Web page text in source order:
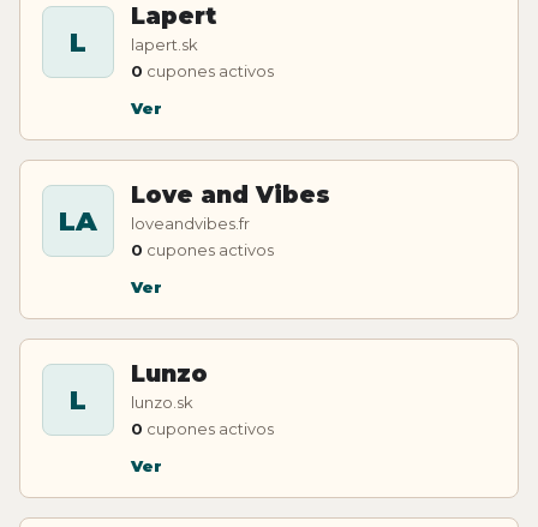
L
Lapert
lapert.sk
0 cupones activos
Ver
LA
Love and Vibes
loveandvibes.fr
0 cupones activos
Ver
L
Lunzo
lunzo.sk
0 cupones activos
Ver